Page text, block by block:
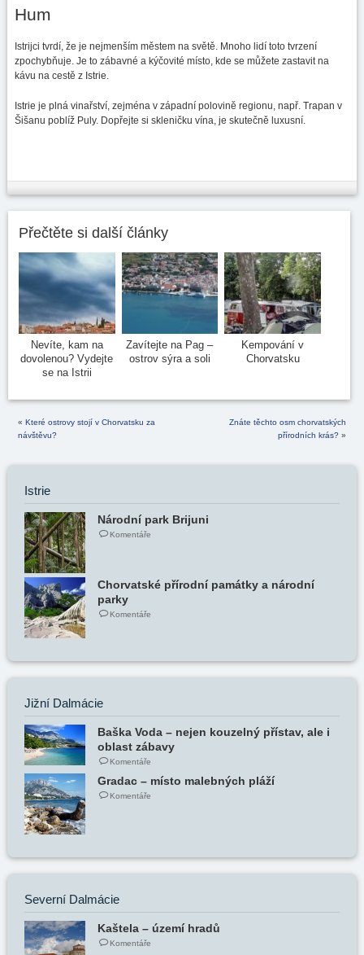
Hum
Istrijci tvrdí, že je nejmenším městem na světě. Mnoho lidí toto tvrzení
zpochybňuje. Je to zábavné a kýčovité místo, kde se můžete zastavit na
kávu na cestě z Istrie.
Istrie je plná vinařství, zejména v západní polovině regionu, např. Trapan v
Šišanu poblíž Puly. Dopřejte si skleničku vína, je skutečně luxusní.
Přečtěte si další články
Nevíte, kam na
dovolenou? Vydejte
se na Istrii
Zavítejte na Pag –
ostrov sýra a soli
Kempování v
Chorvatsku
« Které ostrovy stojí v Chorvatsku za
návštěvu?
Znáte těchto osm chorvatských
přírodních krás? »
Istrie
Národní park Brijuni
Komentáře
Chorvatské přírodní památky a národní
parky
Komentáře
Jižní Dalmácie
Baška Voda – nejen kouzelný přístav, ale i
oblast zábavy
Komentáře
Gradac – místo malebných pláží
Komentáře
Severní Dalmácie
Kaštela – území hradů
Komentáře